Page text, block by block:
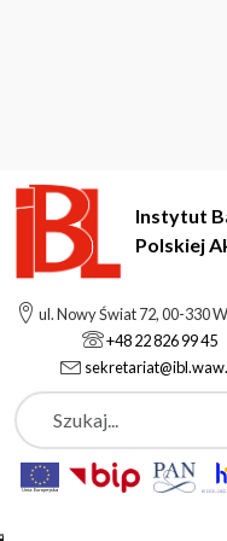
Instytut
Polskiej
ul. Nowy Świat 72, 00-330
+48 22 826 99 45
Szukaj
Instytut Badań
Anna Wierzbicka
Podstrony